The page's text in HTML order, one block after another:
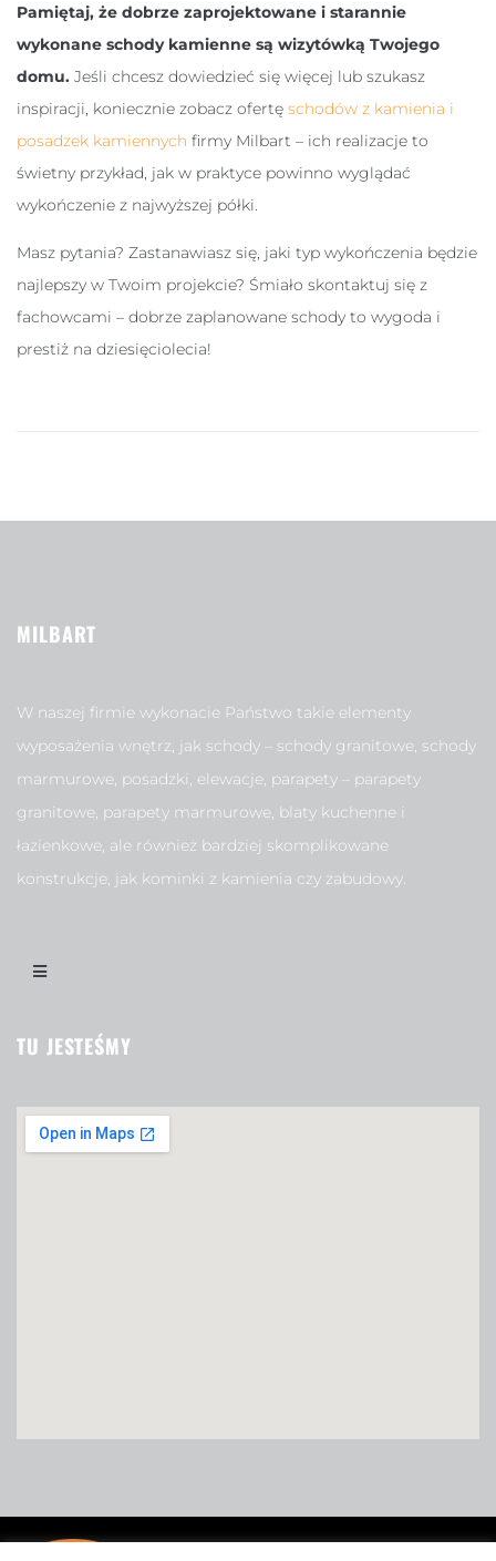
Pamiętaj, że dobrze zaprojektowane i starannie
wykonane schody kamienne są wizytówką Twojego
domu. Jeśli chcesz dowiedzieć się więcej lub szukasz
inspiracji, koniecznie zobacz ofertę schodów z kamienia i
posadzek kamiennych firmy Milbart – ich realizacje to
świetny przykład, jak w praktyce powinno wyglądać
wykończenie z najwyższej półki.
Masz pytania? Zastanawiasz się, jaki typ wykończenia będzie
najlepszy w Twoim projekcie? Śmiało skontaktuj się z
fachowcami – dobrze zaplanowane schody to wygoda i
prestiż na dziesięciolecia!
MILBART
W naszej firmie wykonacie Państwo takie elementy
wyposażenia wnętrz, jak schody – schody granitowe, schody
marmurowe, posadzki, elewacje, parapety – parapety
granitowe, parapety marmurowe, blaty kuchenne i
łazienkowe, ale również bardziej skomplikowane
konstrukcje, jak kominki z kamienia czy zabudowy.
TU JESTEŚMY